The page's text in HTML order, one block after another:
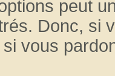
peut
Donc, si
vous